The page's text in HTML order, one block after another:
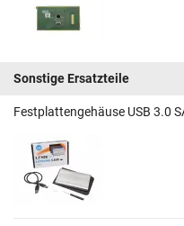
Sonstige Ersatzteile
Festplattengehäuse USB 3.0